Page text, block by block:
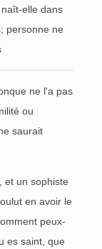
elle dans
personne ne
ne l'a pas
ou
saurait
et un sophiste
en avoir le
peux-
es saint, que